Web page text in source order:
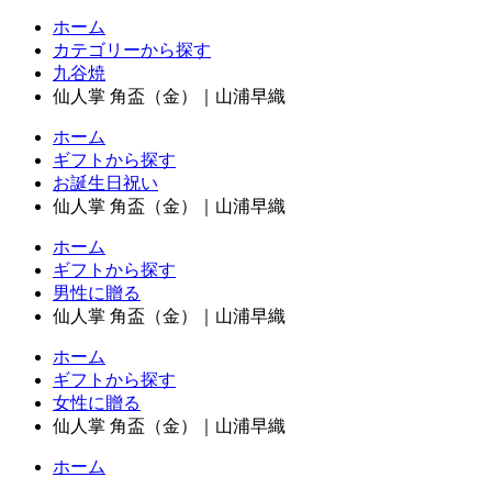
ホーム
カテゴリーから探す
九谷焼
仙人掌 角盃（金）｜山浦早織
ホーム
ギフトから探す
お誕生日祝い
仙人掌 角盃（金）｜山浦早織
ホーム
ギフトから探す
男性に贈る
仙人掌 角盃（金）｜山浦早織
ホーム
ギフトから探す
女性に贈る
仙人掌 角盃（金）｜山浦早織
ホーム